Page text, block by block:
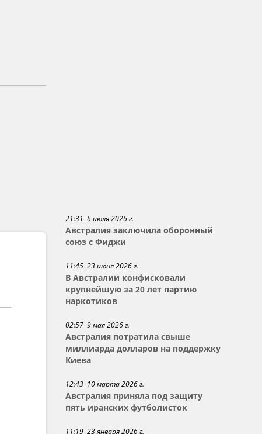
21:31 6 июля 2026 г.
Австралия заключила оборонный
союз с Фиджи
11:45 23 июня 2026 г.
В Австралии конфисковали
крупнейшую за 20 лет партию
наркотиков
02:57 9 мая 2026 г.
Австралия потратила свыше
миллиарда долларов на поддержку
Киева
12:43 10 марта 2026 г.
Австралия приняла под защиту
пять иранских футболисток
11:19 23 января 2026 г.